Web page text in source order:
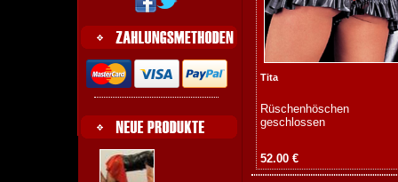
Tita
Rüschenhöschen
geschlossen
52.00 €